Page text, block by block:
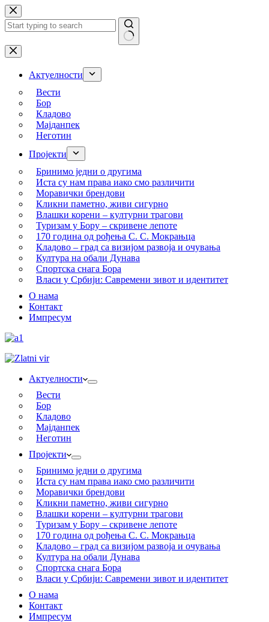
Skip
to
content
No
results
Актуелности
Вести
Бор
Кладово
Мајданпек
Неготин
Пројекти
Бринимо једни о другима
Иста су нам права иако смо различити
Моравички брендови
Кликни паметно, живи сигурно
Влашки корени – културни трагови
Туризам у Бору – скривене лепоте
170 година од рођења С. С. Мокрањца
Кладово – град са визијом развоја и очувања
Култура на обали Дунава
Спортска снага Бора
Власи у Србији: Савремени зивот и идентитет
О нама
Контакт
Импресум
Актуелности
Вести
Бор
Кладово
Мајданпек
Неготин
Пројекти
Бринимо једни о другима
Иста су нам права иако смо различити
Моравички брендови
Кликни паметно, живи сигурно
Влашки корени – културни трагови
Туризам у Бору – скривене лепоте
170 година од рођења С. С. Мокрањца
Кладово – град са визијом развоја и очувања
Култура на обали Дунава
Спортска снага Бора
Власи у Србији: Савремени зивот и идентитет
О нама
Контакт
Импресум